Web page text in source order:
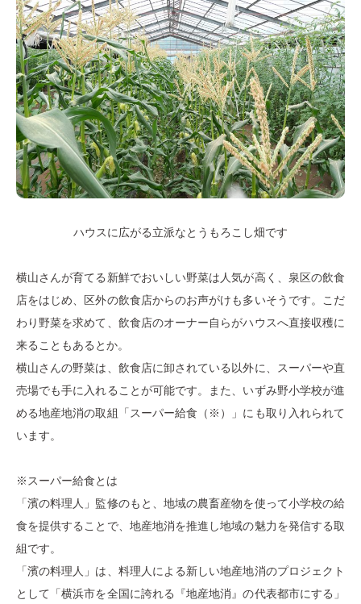
ハウスに広がる立派なとうもろこし畑です
横山さんが育てる新鮮でおいしい野菜は人気が高く、泉区の飲食
店をはじめ、区外の飲食店からのお声がけも多いそうです。こだ
わり野菜を求めて、飲食店のオーナー自らがハウスへ直接収穫に
来ることもあるとか。
横山さんの野菜は、飲食店に卸されている以外に、スーパーや直
売場でも手に入れることが可能です。また、いずみ野小学校が進
める地産地消の取組「スーパー給食（※）」にも取り入れられて
います。
※スーパー給食とは
「濱の料理人」監修のもと、地域の農畜産物を使って小学校の給
食を提供することで、地産地消を推進し地域の魅力を発信する取
組です。
「濱の料理人」は、料理人による新しい地産地消のプロジェクト
として「横浜市を全国に誇れる『地産地消』の代表都市にする」